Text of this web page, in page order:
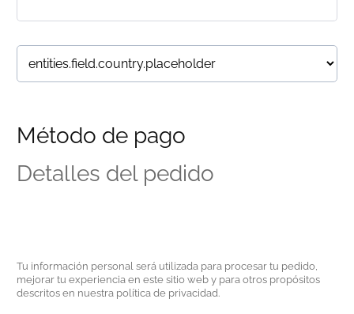
Método de pago
Detalles del pedido
Tu información personal será utilizada para procesar tu pedido,
mejorar tu experiencia en este sitio web y para otros propósitos
descritos en nuestra política de privacidad.